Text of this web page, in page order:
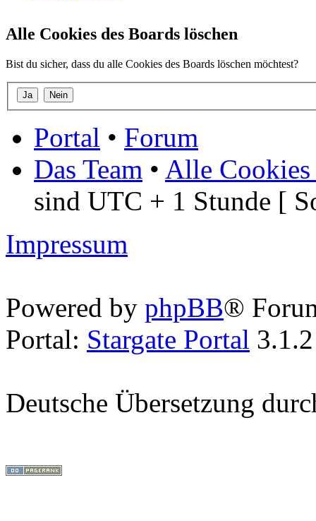
Alle Cookies des Boards löschen
Bist du sicher, dass du alle Cookies des Boards löschen möchtest?
Portal • Forum
Das Team • Alle Cookies
sind UTC + 1 Stunde [
Impressum
Powered by phpBB®
Portal: Stargate Portal
Deutsche Übersetzung